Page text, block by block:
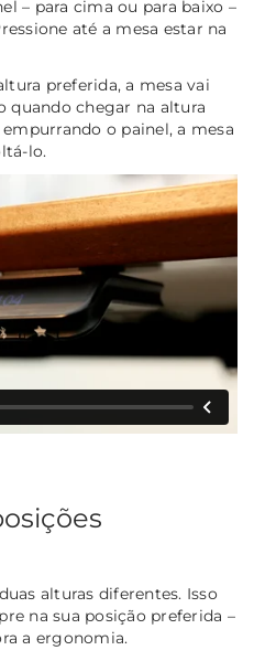
– para cima ou para baixo –
até a mesa estar na
preferida, a mesa vai
quando chegar na altura
o painel, a mesa
lo.
alturas diferentes. Isso
na sua posição preferida –
a ergonomia.